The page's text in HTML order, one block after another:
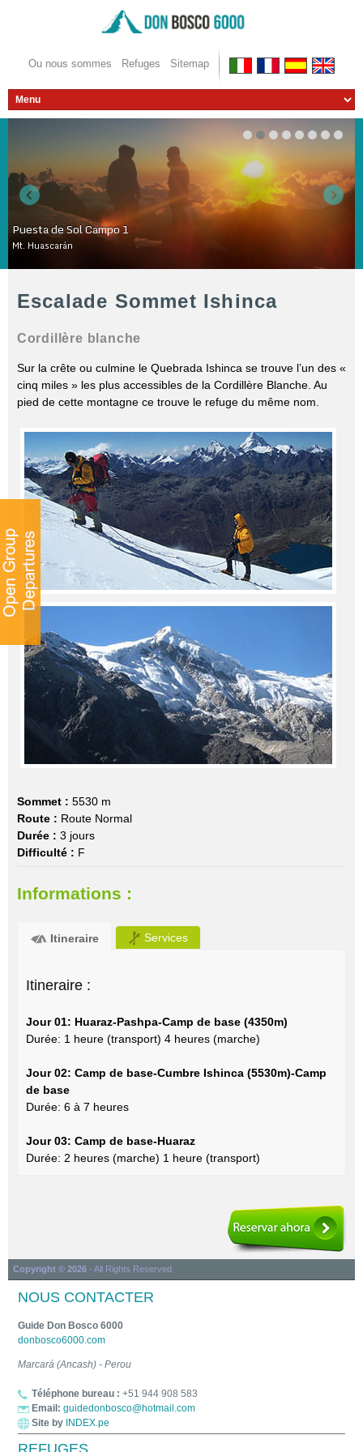
Ou nous sommes Refuges Sitemap
Puesta de Sol Campo 1
Mt. Huascarán
Escalade Sommet Ishinca
Cordillère blanche
Sur la crête ou culmine le Quebrada Ishinca se trouve l’un des «
cinq miles » les plus accessibles de la Cordillère Blanche. Au
pied de cette montagne ce trouve le refuge du même nom.
Sommet : 5530 m
Route : Route Normal
Durée : 3 jours
Difficulté : F
Informations :
Itineraire Services
Itineraire :
Jour 01: Huaraz-Pashpa-Camp de base (4350m)
Durée: 1 heure (transport) 4 heures (marche)
Jour 02: Camp de base-Cumbre Ishinca (5530m)-Camp
de base
Durée: 6 à 7 heures
Jour 03: Camp de base-Huaraz
Durée: 2 heures (marche) 1 heure (transport)
Copyright © 2026- All Rights Reserved
NOUS CONTACTER
Guide Don Bosco 6000
donbosco6000.com
Marcará (Ancash) - Perou
Téléphone bureau :+51 944 908 583
Email: guidedonbosco@hotmail.com
Site by INDEX.pe
REFUGES